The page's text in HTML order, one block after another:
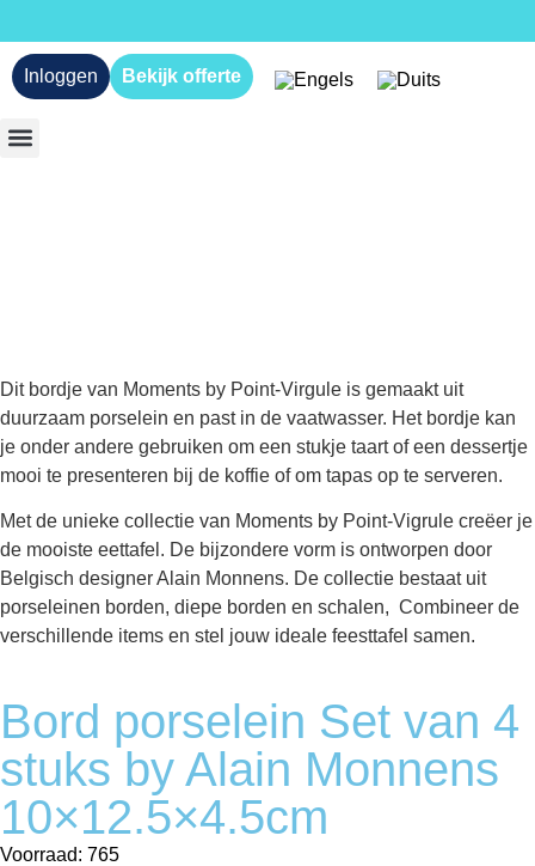
Inloggen Bekijk offerte
Dit bordje van Moments by Point-Virgule is gemaakt uit
duurzaam porselein en past in de vaatwasser. Het bordje kan
je onder andere gebruiken om een stukje taart of een dessertje
mooi te presenteren bij de koffie of om tapas op te serveren.
Met de unieke collectie van Moments by Point-Vigrule creëer je
de mooiste eettafel. De bijzondere vorm is ontworpen door
Belgisch designer Alain Monnens. De collectie bestaat uit
porseleinen borden, diepe borden en schalen, Combineer de
verschillende items en stel jouw ideale feesttafel samen.
Bord porselein Set van 4
stuks by Alain Monnens
10×12.5×4.5cm
Voorraad: 765